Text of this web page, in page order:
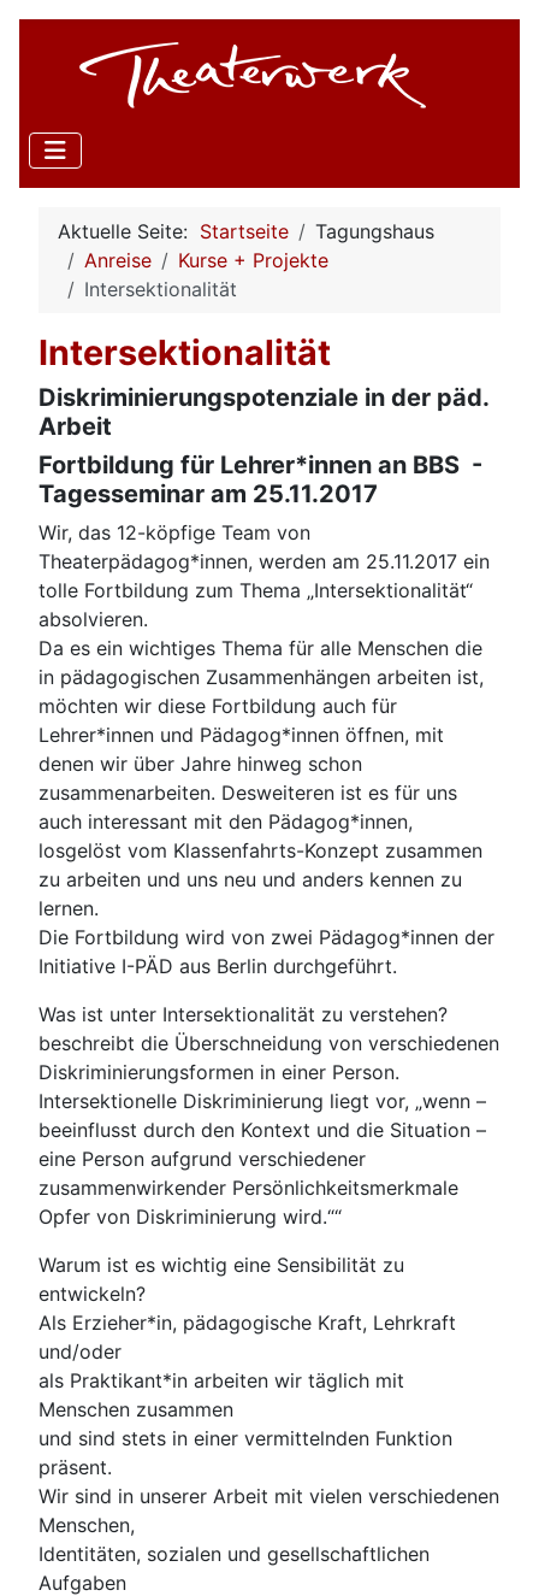
Aktuelle Seite: Startseite
Tagungshaus
Anreise
Kurse + Projekte
Intersektionalität
Intersektionalität
Diskriminierungspotenziale in der päd.
Arbeit
Fortbildung für Lehrer*innen an BBS -
Tagesseminar am 25.11.2017
Wir, das 12-köpfige Team von
Theaterpädagog*innen, werden am 25.11.2017 ein
tolle Fortbildung zum Thema „Intersektionalität“
absolvieren.
Da es ein wichtiges Thema für alle Menschen die
in pädagogischen Zusammenhängen arbeiten ist,
möchten wir diese Fortbildung auch für
Lehrer*innen und Pädagog*innen öffnen, mit
denen wir über Jahre hinweg schon
zusammenarbeiten. Desweiteren ist es für uns
auch interessant mit den Pädagog*innen,
losgelöst vom Klassenfahrts-Konzept zusammen
zu arbeiten und uns neu und anders kennen zu
lernen.
Die Fortbildung wird von zwei Pädagog*innen der
Initiative I-PÄD aus Berlin durchgeführt.
Was ist unter Intersektionalität zu verstehen?
beschreibt die Überschneidung von verschiedenen
Diskriminierungsformen in einer Person.
Intersektionelle Diskriminierung liegt vor, „wenn –
beeinflusst durch den Kontext und die Situation –
eine Person aufgrund verschiedener
zusammenwirkender Persönlichkeitsmerkmale
Opfer von Diskriminierung wird.““
Warum ist es wichtig eine Sensibilität zu
entwickeln?
Als Erzieher*in, pädagogische Kraft, Lehrkraft
und/oder
als Praktikant*in arbeiten wir täglich mit
Menschen zusammen
und sind stets in einer vermittelnden Funktion
präsent.
Wir sind in unserer Arbeit mit vielen verschiedenen
Menschen,
Identitäten, sozialen und gesellschaftlichen
Aufgaben